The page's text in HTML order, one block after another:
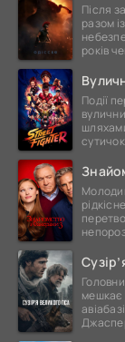
Після
разом
років
Події
мешкає